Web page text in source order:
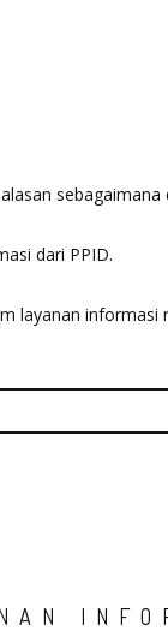
sebagaimana
dari PPID.
layanan